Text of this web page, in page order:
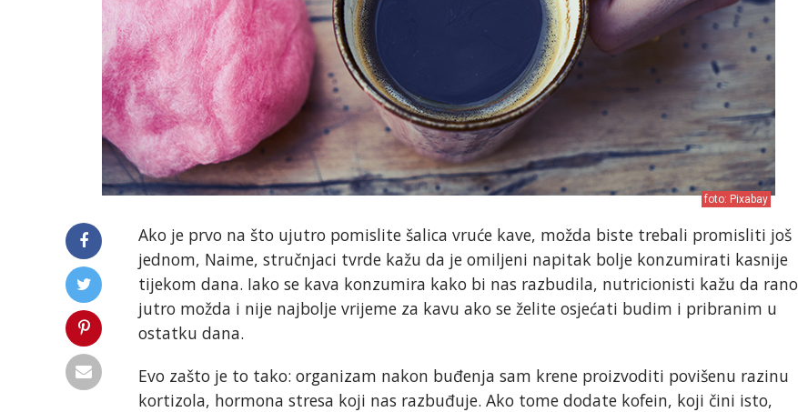
foto: Pixabay
Ako je prvo na što ujutro pomislite šalica vruće kave, možda biste trebali promisliti još
jednom, Naime, stručnjaci tvrde kažu da je omiljeni napitak bolje konzumirati kasnije
tijekom dana. Iako se kava konzumira kako bi nas razbudila, nutricionisti kažu da rano
jutro možda i nije najbolje vrijeme za kavu ako se želite osjećati budim i pribranim u
ostatku dana.
Evo zašto je to tako: organizam nakon buđenja sam krene proizvoditi povišenu razinu
kortizola, hormona stresa koji nas razbuđuje. Ako tome dodate kofein, koji čini isto,